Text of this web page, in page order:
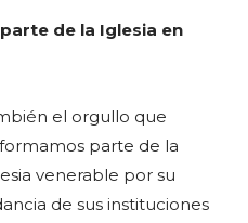
de la Iglesia en
el orgullo que
parte de la
venerable por su
de sus instituciones